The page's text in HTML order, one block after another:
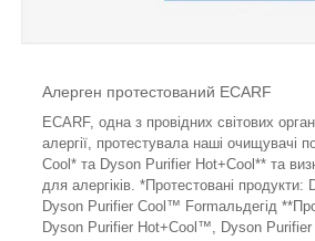
Алерген протестований ECARF
ECARF, одна з провідних світових
алергії, протестувала наші очищувачі
Cool* та Dyson Purifier Hot+Cool** та
для алергіків. *Протестовані
Dyson Purifier Cool™ Formальдегід
Dyson Purifier Hot+Cool™, Dyson